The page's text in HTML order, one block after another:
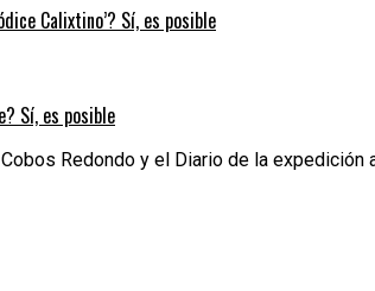
Calixtino’? Sí, es posible
Sí, es posible
Redondo y el Diario de la expedición